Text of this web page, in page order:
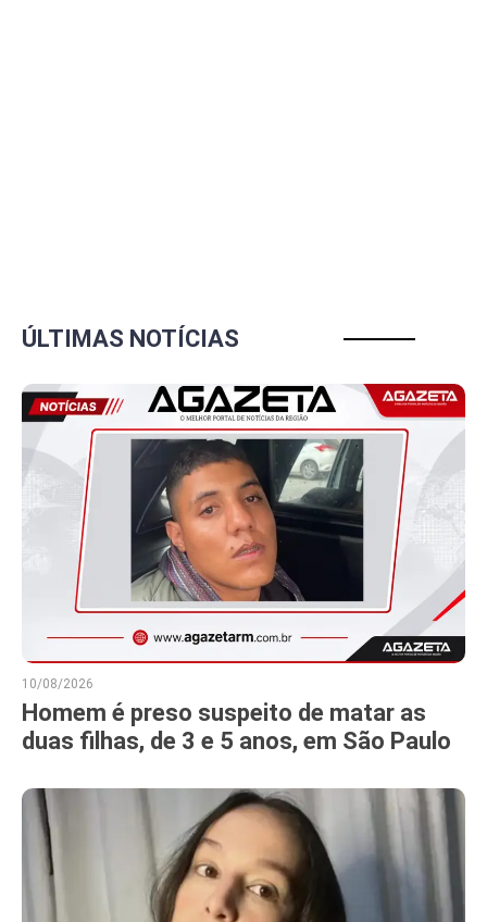
ÚLTIMAS NOTÍCIAS
10/08/2026
Homem é preso suspeito de matar as
duas filhas, de 3 e 5 anos, em São Paulo